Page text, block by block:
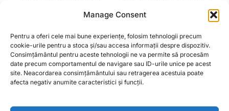
Manage Consent
Pentru a oferi cele mai bune experiențe, folosim tehnologii precum
cookie-urile pentru a stoca și/sau accesa informații despre dispozitiv.
Consimțământul pentru aceste tehnologii ne va permite să procesăm
date precum comportamentul de navigare sau ID-urile unice pe acest
site. Neacordarea consimțământului sau retragerea acestuia poate
afecta negativ anumite caracteristici și funcții.
AD-112148, CA557 IL,
3,88lei
CITEȘTE MAI MULT
LEGATURA)
CITEȘTE MAI MULT